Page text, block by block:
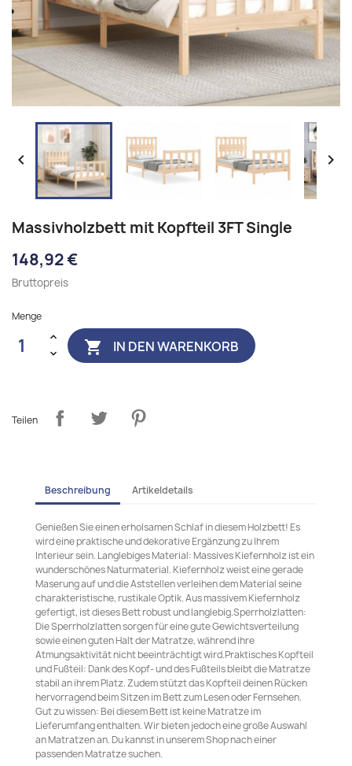
 
Massivholzbett mit Kopfteil 3FT Single
148,92 €
Bruttopreis
Menge
 IN DEN WARENKORB
Teilen
Beschreibung Artikeldetails
Genießen Sie einen erholsamen Schlaf in diesem Holzbett! Es
wird eine praktische und dekorative Ergänzung zu Ihrem
Interieur sein. Langlebiges Material: Massives Kiefernholz ist ein
wunderschönes Naturmaterial. Kiefernholz weist eine gerade
Maserung auf und die Aststellen verleihen dem Material seine
charakteristische, rustikale Optik. Aus massivem Kiefernholz
gefertigt, ist dieses Bett robust und langlebig.Sperrholzlatten:
Die Sperrholzlatten sorgen für eine gute Gewichtsverteilung
sowie einen guten Halt der Matratze, während ihre
Atmungsaktivität nicht beeinträchtigt wird.Praktisches Kopfteil
und Fußteil: Dank des Kopf- und des Fußteils bleibt die Matratze
stabil an ihrem Platz. Zudem stützt das Kopfteil deinen Rücken
hervorragend beim Sitzen im Bett zum Lesen oder Fernsehen.
Gut zu wissen: Bei diesem Bett ist keine Matratze im
Lieferumfang enthalten. Wir bieten jedoch eine große Auswahl
an Matratzen an. Du kannst in unserem Shop nach einer
passenden Matratze suchen.